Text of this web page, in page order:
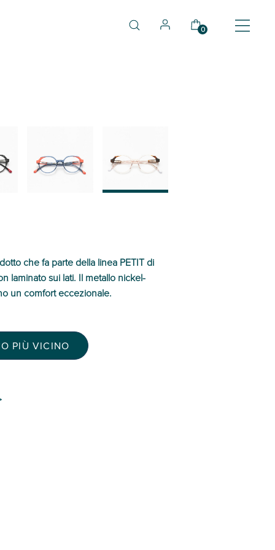
0
che fa parte della linea PETIT di
laminato sui lati. Il metallo nickel-
un comfort eccezionale.
PIÙ VICINO